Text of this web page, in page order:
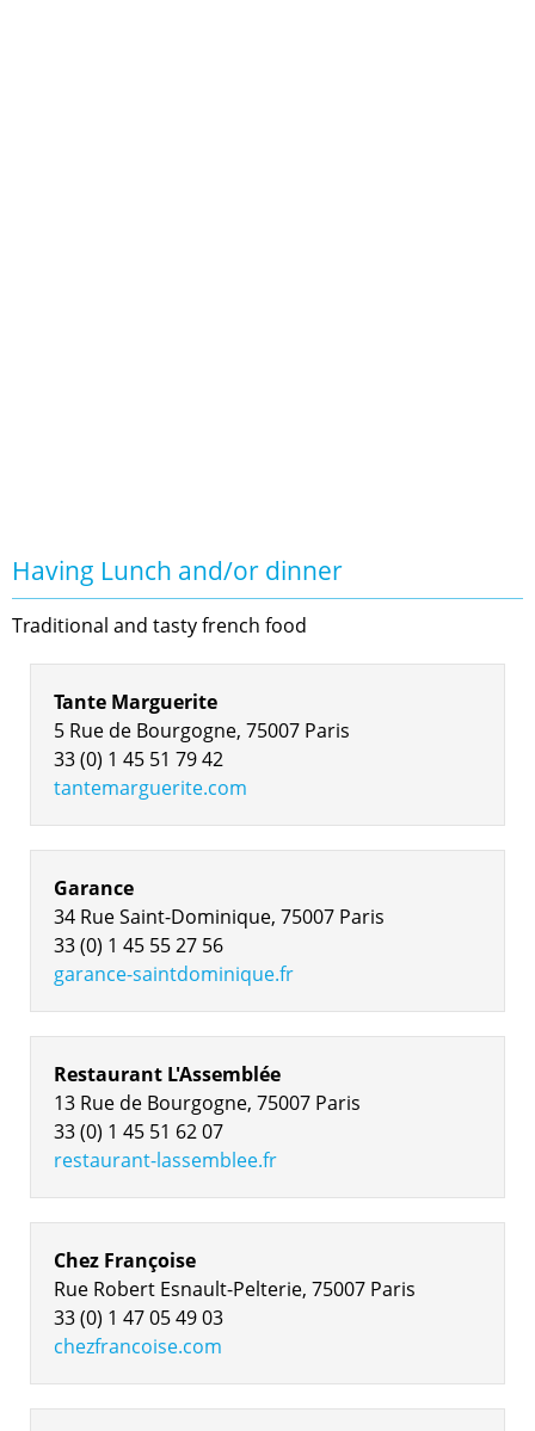
Having Lunch and/or dinner
Traditional and tasty french food
Tante Marguerite
5 Rue de Bourgogne, 75007 Paris
33 (0) 1 45 51 79 42
tantemarguerite.com
Garance
34 Rue Saint-Dominique, 75007 Paris
33 (0) 1 45 55 27 56
garance-saintdominique.fr
Restaurant L'Assemblée
13 Rue de Bourgogne, 75007 Paris
33 (0) 1 45 51 62 07
restaurant-lassemblee.fr
Chez Françoise
Rue Robert Esnault-Pelterie, 75007 Paris
33 (0) 1 47 05 49 03
chezfrancoise.com